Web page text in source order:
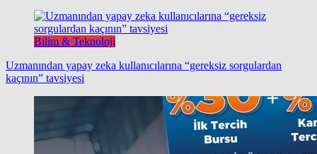
Bilim & Teknoloji
Uzmanından yapay zeka kullanıcılarına “gereksiz sorgulardan
kaçının” tavsiyesi